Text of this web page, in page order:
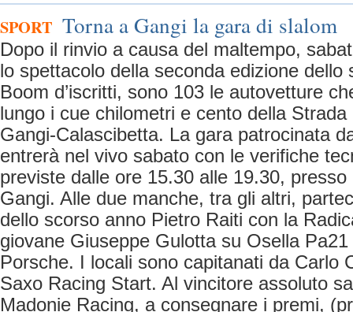
SPORT Torna a Gangi la gara di slalom
Dopo il rinvio a causa del maltempo,
lo spettacolo della seconda edizione dello
Boom d’iscritti, sono 103 le autovetture
lungo i cue chilometri e cento della
Gangi-Calascibetta. La gara patrocinata
entrerà nel vivo sabato con le verifiche
previste dalle ore 15.30 alle 19.30,
Gangi. Alle due manche, tra gli altri,
dello scorso anno Pietro Raiti con la
giovane Giuseppe Gulotta su Osella
Porsche. I locali sono capitanati da Carlo
Saxo Racing Start. Al vincitore assoluto
Madonie Racing, a consegnare i premi,